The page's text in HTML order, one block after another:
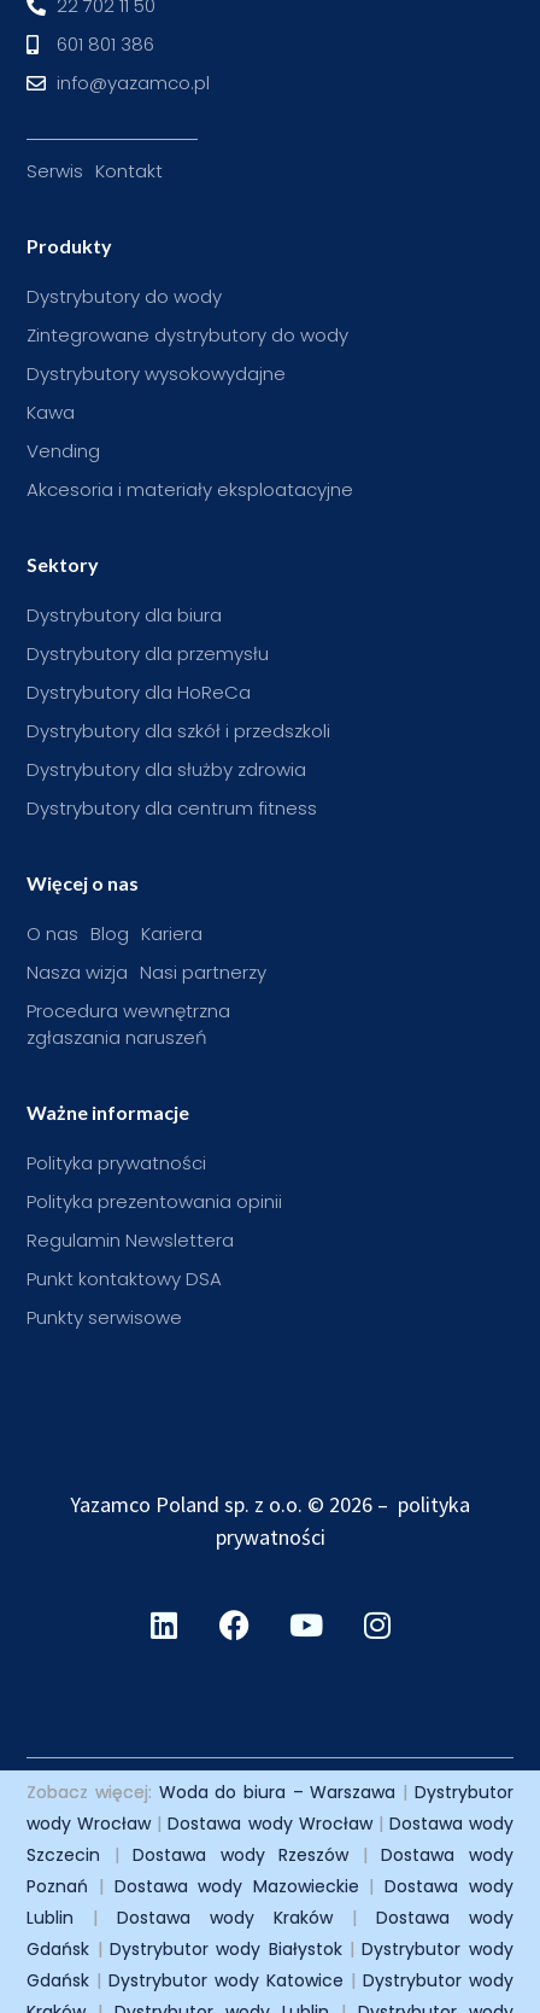
22 702 11 50
601 801 386
info@yazamco.pl
Serwis Kontakt
Produkty
Dystrybutory do wody
Zintegrowane dystrybutory do wody
Dystrybutory wysokowydajne
Kawa
Vending
Akcesoria i materiały eksploatacyjne
Sektory
Dystrybutory dla biura
Dystrybutory dla przemysłu
Dystrybutory dla HoReCa
Dystrybutory dla szkół i przedszkoli
Dystrybutory dla służby zdrowia
Dystrybutory dla centrum fitness
Więcej o nas
O nas Blog Kariera
Nasza wizja Nasi partnerzy
Procedura wewnętrzna
zgłaszania naruszeń
Ważne informacje
Polityka prywatności
Polityka prezentowania opinii
Regulamin Newslettera
Punkt kontaktowy DSA
Punkty serwisowe
Yazamco Poland sp. z o.o. © 2026 – polityka
prywatności
Zobacz więcej: Woda do biura – Warszawa | Dystrybutor
wody Wrocław|Dostawa wody Wrocław| Dostawa wody
Szczecin |Dostawa wody Rzeszów|Dostawa wody
Poznań | Dostawa wody Mazowieckie |Dostawa wody
Lublin |Dostawa wody Kraków| Dostawa wody
Gdańsk |Dystrybutor wody Białystok|Dystrybutor wody
Gdańsk |Dystrybutor wody Katowice | Dystrybutor wody